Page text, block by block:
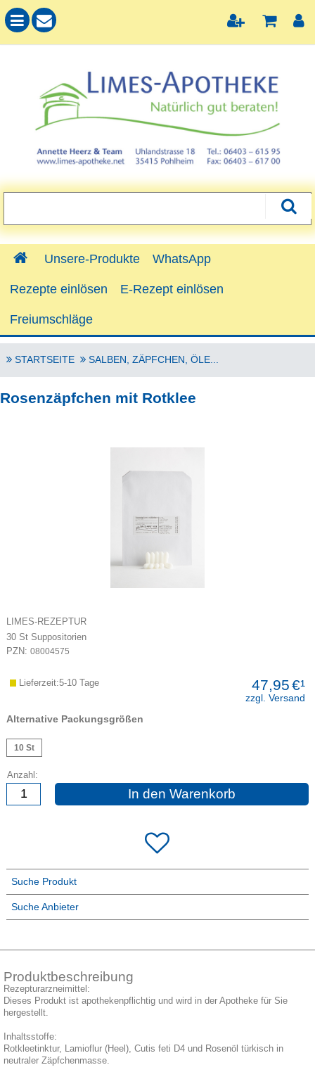
Unsere-Produkte WhatsApp
Rezepte einlösen E-Rezept einlösen
Freiumschläge
STARTSEITE SALBEN, ZÄPFCHEN, ÖLE...
Rosenzäpfchen mit Rotklee
LIMES-REZEPTUR
30 St Suppositorien
PZN: 08004575
47,95€¹
zzgl. Versand
Lieferzeit:5-10 Tage
Alternative Packungsgrößen
10 St
Anzahl:
In den Warenkorb
Suche Produkt
Suche Anbieter
Produktbeschreibung
Rezepturarzneimittel:
Dieses Produkt ist apothekenpflichtig und wird in der Apotheke für Sie
hergestellt.
Inhaltsstoffe:
Rotkleetinktur, Lamioflur (Heel), Cutis feti D4 und Rosenöl türkisch in
neutraler Zäpfchenmasse.